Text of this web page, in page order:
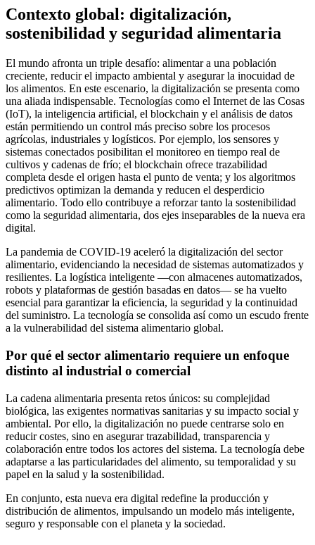
Contexto global: digitalización,
sostenibilidad y seguridad alimentaria
El mundo afronta un triple desafío: alimentar a una población
creciente, reducir el impacto ambiental y asegurar la inocuidad de
los alimentos. En este escenario, la digitalización se presenta como
una aliada indispensable. Tecnologías como el Internet de las Cosas
(IoT), la inteligencia artificial, el blockchain y el análisis de datos
están permitiendo un control más preciso sobre los procesos
agrícolas, industriales y logísticos. Por ejemplo, los sensores y
sistemas conectados posibilitan el monitoreo en tiempo real de
cultivos y cadenas de frío; el blockchain ofrece trazabilidad
completa desde el origen hasta el punto de venta; y los algoritmos
predictivos optimizan la demanda y reducen el desperdicio
alimentario. Todo ello contribuye a reforzar tanto la sostenibilidad
como la seguridad alimentaria, dos ejes inseparables de la nueva era
digital.
La pandemia de COVID-19 aceleró la digitalización del sector
alimentario, evidenciando la necesidad de sistemas automatizados y
resilientes. La logística inteligente —con almacenes automatizados,
robots y plataformas de gestión basadas en datos— se ha vuelto
esencial para garantizar la eficiencia, la seguridad y la continuidad
del suministro. La tecnología se consolida así como un escudo frente
a la vulnerabilidad del sistema alimentario global.
Por qué el sector alimentario requiere un enfoque
distinto al industrial o comercial
La cadena alimentaria presenta retos únicos: su complejidad
biológica, las exigentes normativas sanitarias y su impacto social y
ambiental. Por ello, la digitalización no puede centrarse solo en
reducir costes, sino en asegurar trazabilidad, transparencia y
colaboración entre todos los actores del sistema. La tecnología debe
adaptarse a las particularidades del alimento, su temporalidad y su
papel en la salud y la sostenibilidad.
En conjunto, esta nueva era digital redefine la producción y
distribución de alimentos, impulsando un modelo más inteligente,
seguro y responsable con el planeta y la sociedad.